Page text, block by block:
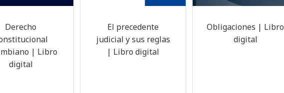
Derecho
| Libro
digital
El precedente
judicial y sus reglas
| Libro digital
Obligaciones | Libro
digital